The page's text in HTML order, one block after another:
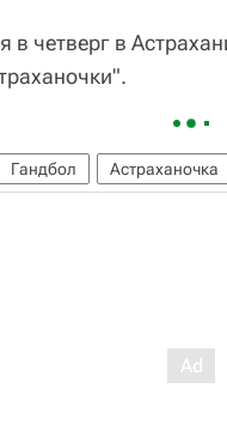
четверг в
Гандбол Астраханочка